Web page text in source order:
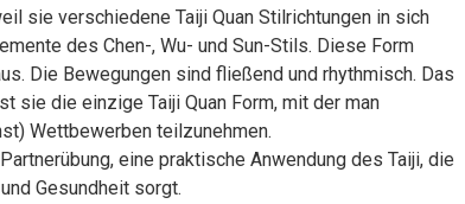
sie verschiedene Taiji Quan Stilrichtungen in sich
des Chen-, Wu- und Sun-Stils. Diese Form
Die Bewegungen sind fließend und rhythmisch. Das
sie die einzige Taiji Quan Form, mit der man
Wettbewerben teilzunehmen.
eine praktische Anwendung des Taiji, die
Gesundheit sorgt.